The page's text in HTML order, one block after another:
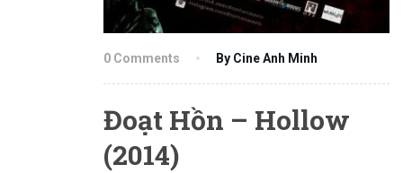
0 Comments By Cine Anh Minh
Đoạt Hồn – Hollow
(2014)